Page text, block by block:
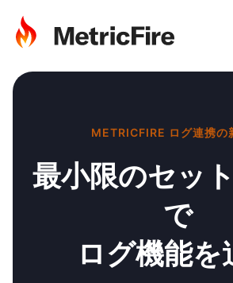
METRICFIRE ログ連携の
最小限のセッ
で
ログ機能を